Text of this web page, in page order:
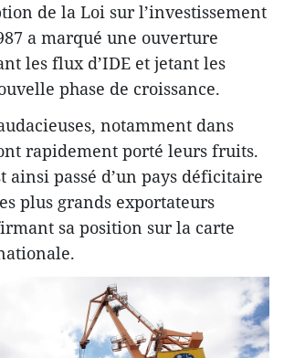
de la Loi sur l’investissement
a marqué une ouverture
les flux d’IDE et jetant les
phase de croissance.
notamment dans
rapidement porté leurs fruits.
ainsi passé d’un pays déficitaire
plus grands exportateurs
sa position sur la carte